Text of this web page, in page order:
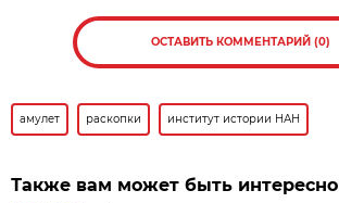
ОСТАВИТЬ КОММЕНТАРИЙ (0)
амулет раскопки институт истории НАН
Также вам может быть интересно